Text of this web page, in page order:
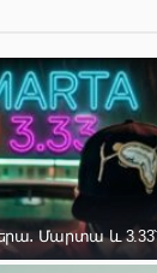
Մարտա և